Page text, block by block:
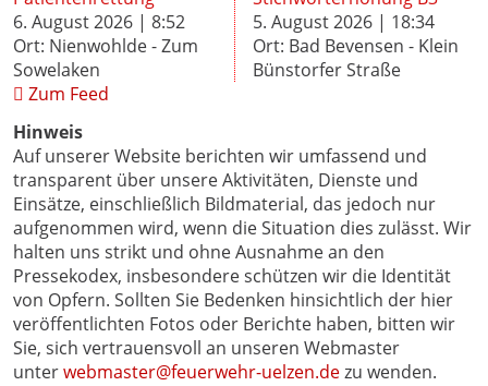
6. August 2026 | 8:52
Ort: Nienwohlde - Zum
Sowelaken
5. August 2026 | 18:34
Ort: Bad Bevensen - Klein
Bünstorfer Straße
Zum Feed
Hinweis
Auf unserer Website berichten wir umfassend und
transparent über unsere Aktivitäten, Dienste und
Einsätze, einschließlich Bildmaterial, das jedoch nur
aufgenommen wird, wenn die Situation dies zulässt. Wir
halten uns strikt und ohne Ausnahme an den
Pressekodex, insbesondere schützen wir die Identität
von Opfern. Sollten Sie Bedenken hinsichtlich der hier
veröffentlichten Fotos oder Berichte haben, bitten wir
Sie, sich vertrauensvoll an unseren Webmaster
unterwebmaster@feuerwehr-uelzen.dezu wenden.